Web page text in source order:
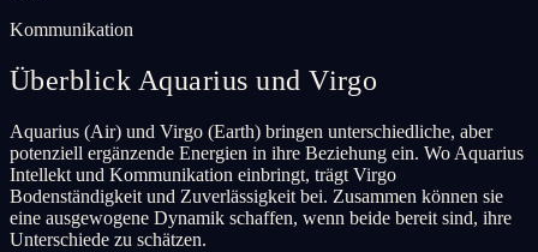
Kommunikation
Überblick Aquarius und Virgo
Aquarius (Air) und Virgo (Earth) bringen unterschiedliche, aber
potenziell ergänzende Energien in ihre Beziehung ein. Wo Aquarius
Intellekt und Kommunikation einbringt, trägt Virgo
Bodenständigkeit und Zuverlässigkeit bei. Zusammen können sie
eine ausgewogene Dynamik schaffen, wenn beide bereit sind, ihre
Unterschiede zu schätzen.